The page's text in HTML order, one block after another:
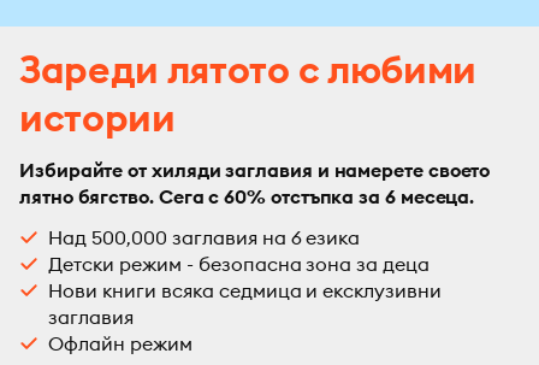
Зареди лятото с любими
истории
Избирайте от хиляди заглавия и намерете своето
лятно бягство. Сега с 60% отстъпка за 6 месеца.
Над 500,000 заглавия на 6 езика
Детски режим - безопасна зона за деца
Нови книги всяка седмица и ексклузивни
заглавия
Офлайн режим